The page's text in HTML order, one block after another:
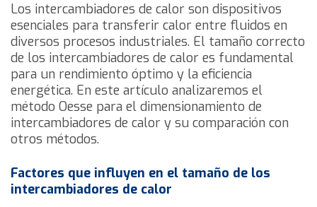
Los intercambiadores de calor son dispositivos
esenciales para transferir calor entre fluidos en
diversos procesos industriales. El tamaño correcto
de los intercambiadores de calor es fundamental
para un rendimiento óptimo y la eficiencia
energética. En este artículo analizaremos el
método Oesse para el dimensionamiento de
intercambiadores de calor y su comparación con
otros métodos.
Factores que influyen en el tamaño de los
intercambiadores de calor